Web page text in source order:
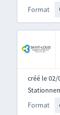
Format
créé le 02/
Format